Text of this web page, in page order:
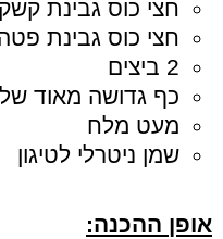
חצי כוס גבינת
חצי כוס גבינת
2 ביצים
כף גדושה מאוד
מעט מלח
שמן ניטרלי לטיגון
אופן ההכנה: